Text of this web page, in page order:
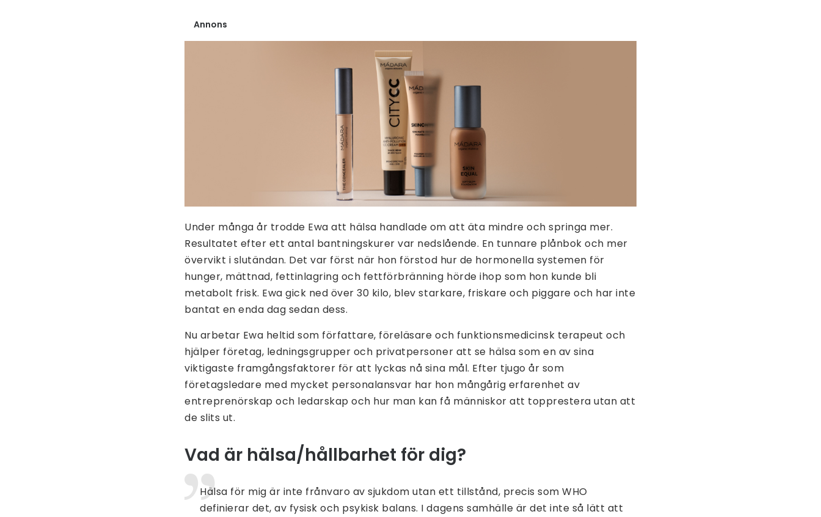
Annons
Under många år trodde Ewa att hälsa handlade om att äta mindre och springa mer.
Resultatet efter ett antal bantningskurer var nedslående. En tunnare plånbok och mer
övervikt i slutändan. Det var först när hon förstod hur de hormonella systemen för
hunger, mättnad, fettinlagring och fettförbränning hörde ihop som hon kunde bli
metabolt frisk. Ewa gick ned över 30 kilo, blev starkare, friskare och piggare och har inte
bantat en enda dag sedan dess.
Nu arbetar Ewa heltid som författare, föreläsare och funktionsmedicinsk terapeut och
hjälper företag, ledningsgrupper och privatpersoner att se hälsa som en av sina
viktigaste framgångsfaktorer för att lyckas nå sina mål. Efter tjugo år som
företagsledare med mycket personalansvar har hon mångårig erfarenhet av
entreprenörskap och ledarskap och hur man kan få människor att topprestera utan att
de slits ut.
Vad är hälsa/hållbarhet för dig?
Hälsa för mig är inte frånvaro av sjukdom utan ett tillstånd, precis som WHO
definierar det, av fysisk och psykisk balans. I dagens samhälle är det inte så lätt att